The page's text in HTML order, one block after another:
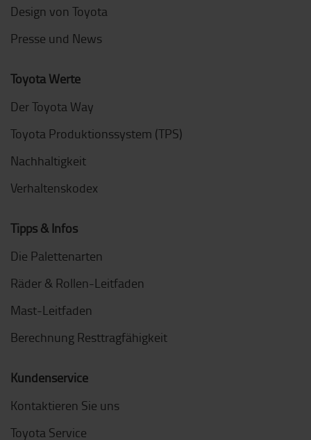
Design von Toyota
Presse und News
Toyota Werte
Der Toyota Way
Toyota Produktionssystem (TPS)
Nachhaltigkeit
Verhaltenskodex
Tipps & Infos
Die Palettenarten
Räder & Rollen-Leitfaden
Mast-Leitfaden
Berechnung Resttragfähigkeit
Kundenservice
Kontaktieren Sie uns
Toyota Service